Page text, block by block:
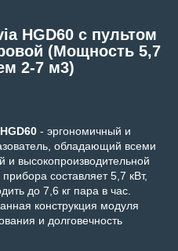
HGD60 c пультом
(Мощность 5,7
2-7 м3)
- эргономичный и
обладающий всеми
высокопроизводительной
составляет 5,7 кВт,
до 7,6 кг пара в час.
конструкция модуля
и долговечность